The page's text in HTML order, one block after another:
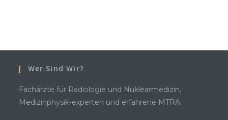
Wer Sind Wir?
Fachärzte für Radiologie und Nuklearmedizin,
Medizinphysik-experten und erfahrene MTRA.